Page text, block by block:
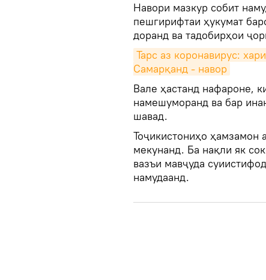
Навори мазкур собит
пешгирифтаи ҳукумат
доранд ва тадобирҳои
Тарс аз коронавирус:
Самарқанд - навор
Вале ҳастанд нафароне,
намешуморанд ва бар
шавад.
Тоҷикистониҳо ҳамзамон
мекунанд. Ба нақли як
вазъи мавҷуда
намудаанд.